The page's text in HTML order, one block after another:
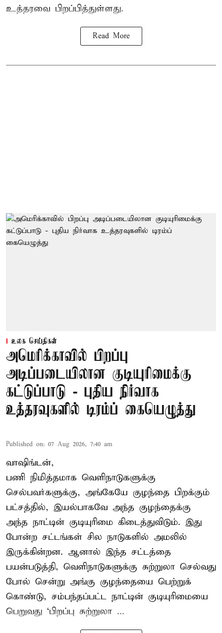
உத்தரவை பிறப்பித்துள்ளது.
Read More
உலக செய்திகள்
அமெரிக்காவில் பிறப்பு
அடிப்படையிலான குடியுரிமைக்கு
கட்டுப்பாடு - புதிய நிர்வாக
உத்தரவுகளில் டிரம்ப் கையெழுத்து
Published on: 07 Aug 2026, 7:40 am
வாஷிங்டன்,
பணி நிமித்தமாக வெளிநாடுகளுக்கு
செல்பவர்களுக்கு, அங்கேயே குழந்தை பிறக்கும்
பட்சத்தில், இயல்பாகவே அந்த குழந்தைக்கு
அந்த நாட்டின் குடியுரிமை கிடைத்துவிடும். இது
போன்ற சட்டங்கள் சில நாடுகளில் அமலில்
இருக்கின்றன. ஆனால் இந்த சட்டத்தை
பயன்படுத்தி, வெளிநாடுகளுக்கு சுற்றுலா செல்வது
போல் சென்று அங்கு குழந்தையை பெற்றுக்
கொண்டு, சம்பந்தப்பட்ட நாட்டின் குடியுரிமையை
பெறுவது ‘பிறப்பு சுற்றுலா ...